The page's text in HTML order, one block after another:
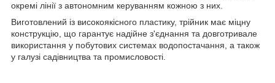
окремі лінії з автономним керуванням кожною з них.
Виготовлений із високоякісного пластику, трійник має міцну
конструкцію, що гарантує надійне з'єднання та довготривале
використання у побутових системах водопостачання, а також
у галузі садівництва та промисловості.